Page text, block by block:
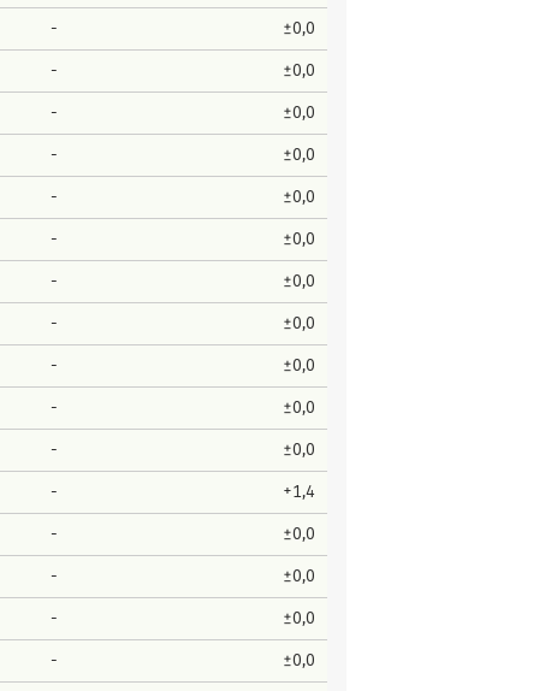
- ±0,0
- ±0,0
- ±0,0
- ±0,0
- ±0,0
- ±0,0
- ±0,0
- ±0,0
- ±0,0
- ±0,0
- ±0,0
- +1,4
- ±0,0
- ±0,0
- ±0,0
- ±0,0